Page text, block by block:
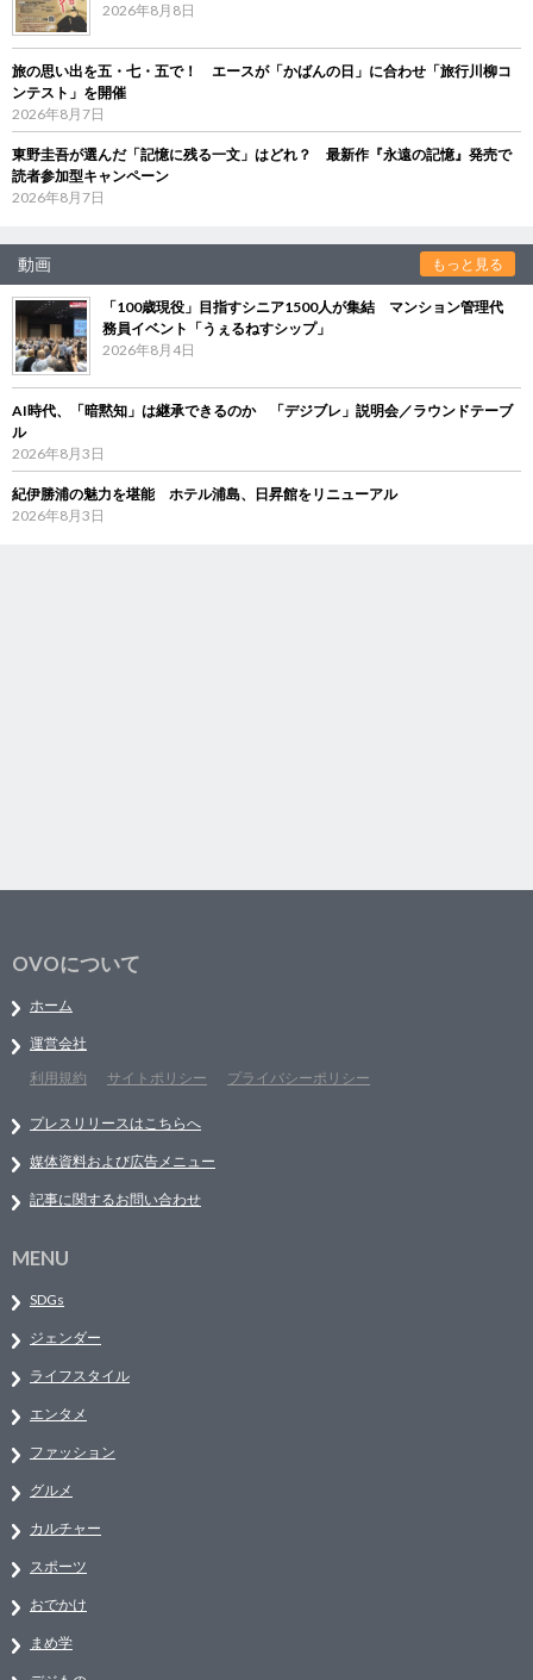
2026年8月8日
旅の思い出を五・七・五で！ エースが「かばんの日」に合わせ「旅行川柳コ
ンテスト」を開催
2026年8月7日
東野圭吾が選んだ「記憶に残る一文」はどれ？ 最新作『永遠の記憶』発売で
読者参加型キャンペーン
2026年8月7日
動画 もっと見る
「100歳現役」目指すシニア1500人が集結 マンション管理代
務員イベント「うぇるねすシップ」
2026年8月4日
AI時代、「暗黙知」は継承できるのか 「デジブレ」説明会／ラウンドテーブ
ル
2026年8月3日
紀伊勝浦の魅力を堪能 ホテル浦島、日昇館をリニューアル
2026年8月3日
OVOについて
ホーム
運営会社
利用規約
サイトポリシー プライバシーポリシー
プレスリリースはこちらへ
媒体資料および広告メニュー
記事に関するお問い合わせ
MENU
SDGs
ジェンダー
ライフスタイル
エンタメ
ファッション
グルメ
カルチャー
スポーツ
おでかけ
まめ学